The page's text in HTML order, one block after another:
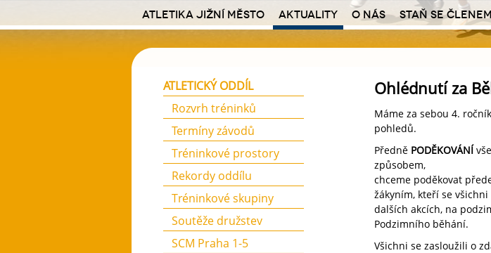
Atletika Jižní Město Aktuality O nás Staň se členem
Ohlédnutí za
Máme za sebou 4.
pohledů.
Předně PODĚKOVÁNÍ
způsobem,
chceme poděkovat
žákyním, kteří se
dalších akcích, na
Podzimního běhání.
Všichni se zasloužili o
ATLETICKÝ ODDÍL
Rozvrh tréninků
Termíny závodů
Tréninkové prostory
Rekordy oddílu
Tréninkové skupiny
Soutěže družstev
SCM Praha 1-5